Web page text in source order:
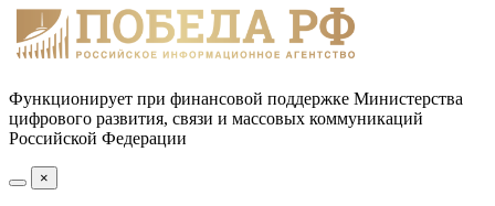
Функционирует при финансовой поддержке Министерства
цифрового развития, связи и массовых коммуникаций
Российской Федерации
×